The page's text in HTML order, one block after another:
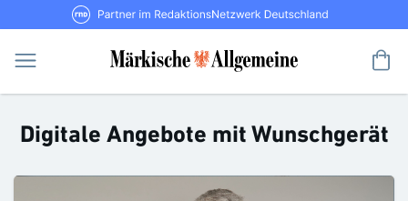
Direkt
zum
Inhalt
RND Partner im RedaktionsNetzwerk
Digitale Angebote mit Wunschgerät